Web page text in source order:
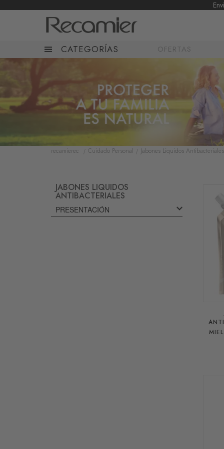
CATEGORÍAS OFERTAS
recamierec Cuidado Personal Jabones Liquidos Antibacteriales
JABONES LIQUIDOS
ANTIBACTERIALES
PRESENTACIÓN